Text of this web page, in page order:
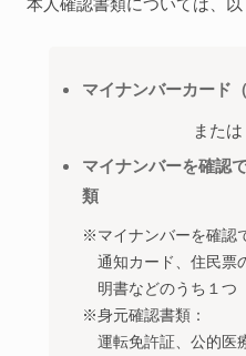
マイナンバーカード
または
マイナンバーを確認
類
※マイナンバーを確認
通知カード、住民票
明書などのうち１つ
※身元確認書類：
運転免許証、公的医